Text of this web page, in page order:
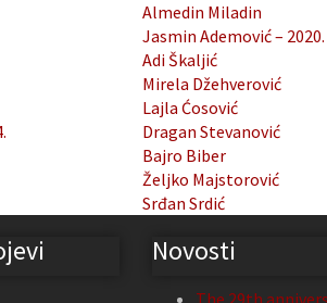
Almedin Miladin
Jasmin Ademović – 2020.
Adi Škaljić
Mirela Džehverović
Lajla Ćosović
Dragan Stevanović
Bajro Biber
Željko Majstorović
Srđan Srdić
Novosti